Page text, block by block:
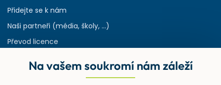
Přidejte se k nám
Naši partneři (média, školy, ...)
Převod licence
Rejstřík používaných zkratek v odpadech
Na vašem soukromí nám záleží